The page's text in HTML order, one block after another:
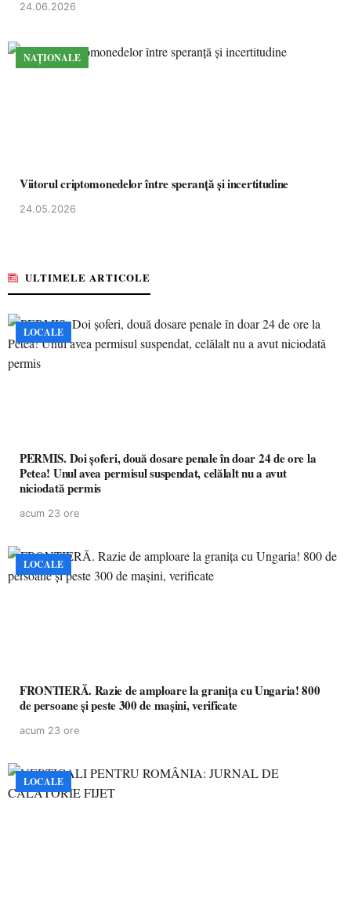
24.06.2026
NAȚIONALE
Viitorul criptomonedelor între speranță și incertitudine
24.05.2026
ULTIMELE ARTICOLE
LOCALE
PERMIS. Doi șoferi, două dosare penale în doar 24 de ore la
Petea! Unul avea permisul suspendat, celălalt nu a avut
niciodată permis
acum 23 ore
LOCALE
FRONTIERĂ. Razie de amploare la granița cu Ungaria! 800
de persoane și peste 300 de mașini, verificate
acum 23 ore
LOCALE